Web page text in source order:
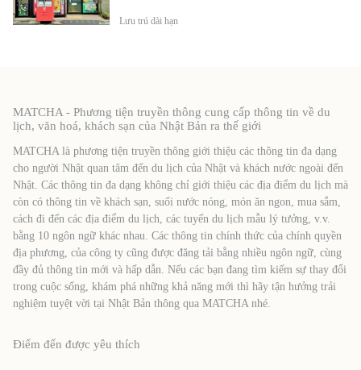
Lưu trú dài hạn
MATCHA - Phương tiện truyền thông cung cấp thông tin về du
lịch, văn hoá, khách sạn của Nhật Bản ra thế giới
MATCHA là phương tiện truyền thông giới thiệu các thông tin đa dạng
cho người Nhật quan tâm đến du lịch của Nhật và khách nước ngoài đến
Nhật. Các thông tin đa dạng không chỉ giới thiệu các địa điểm du lịch mà
còn có thông tin về khách sạn, suối nước nóng, món ăn ngon, mua sắm,
cách đi đến các địa điểm du lịch, các tuyến du lịch mẫu lý tưởng, v.v.
bằng 10 ngôn ngữ khác nhau. Các thông tin chính thức của chính quyền
địa phương, của công ty cũng được đăng tải bằng nhiều ngôn ngữ, cùng
đầy đủ thông tin mới và hấp dẫn. Nếu các bạn đang tìm kiếm sự thay đổi
trong cuộc sống, khám phá những khả năng mới thì hãy tận hưởng trải
nghiệm tuyệt vời tại Nhật Bản thông qua MATCHA nhé.
Điểm đến được yêu thích